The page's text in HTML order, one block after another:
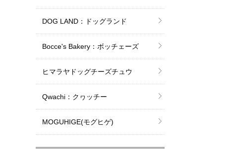
DOG LAND：ドッグランド
Bocce's Bakery：ボッチェーズ
ヒマラヤドッグチーズチュウ
Qwachi：クヮッチー
MOGUHIGE(モグヒゲ)